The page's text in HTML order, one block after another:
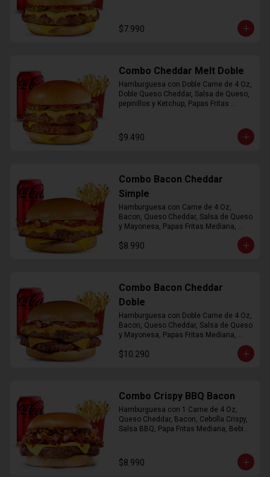
$7.990
Combo Cheddar Melt Doble
Hamburguesa con Doble Carne de 4 Oz,
Doble Queso Cheddar, Salsa de Queso,
pepinillos y Ketchup, Papas Fritas
$9.490
Combo Bacon Cheddar
Simple
Hamburguesa con Carne de 4 Oz,
Bacon, Queso Cheddar, Salsa de Queso
y Mayonesa, Papas Fritas Mediana,
$8.990
Combo Bacon Cheddar
Doble
Hamburguesa con Doble Carne de 4 Oz,
Bacon, Queso Cheddar, Salsa de Queso
y Mayonesa, Papas Fritas Mediana,
$10.290
Combo Crispy BBQ Bacon
Hamburguesa con 1 Carne de 4 Oz,
Queso Cheddar, Bacon, Cebolla Crispy,
Salsa BBQ, Papa Fritas Mediana, Bebida
$8.990